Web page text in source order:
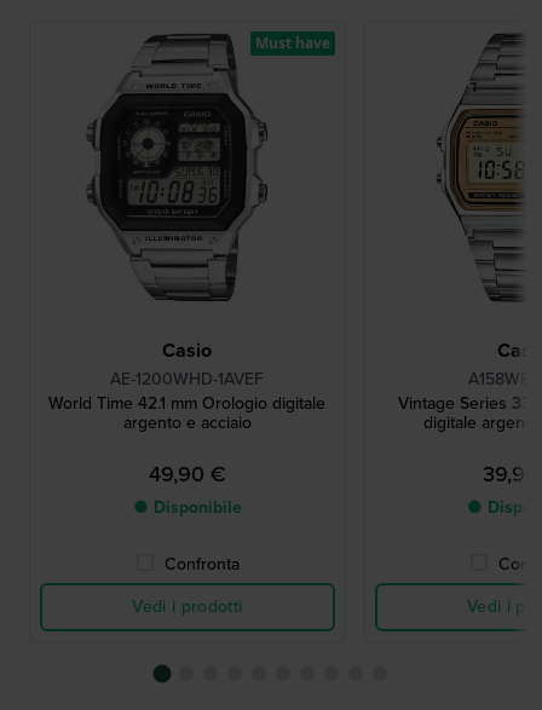
Casio
AE-1200WHD-1AVEF
World Time 42.1 mm Orologio digitale
argento e acciaio
49,90 €
● Disponibile
Confronta
Vedi i prodotti
Must have
Vintage Series
digitale
●
Vedi i